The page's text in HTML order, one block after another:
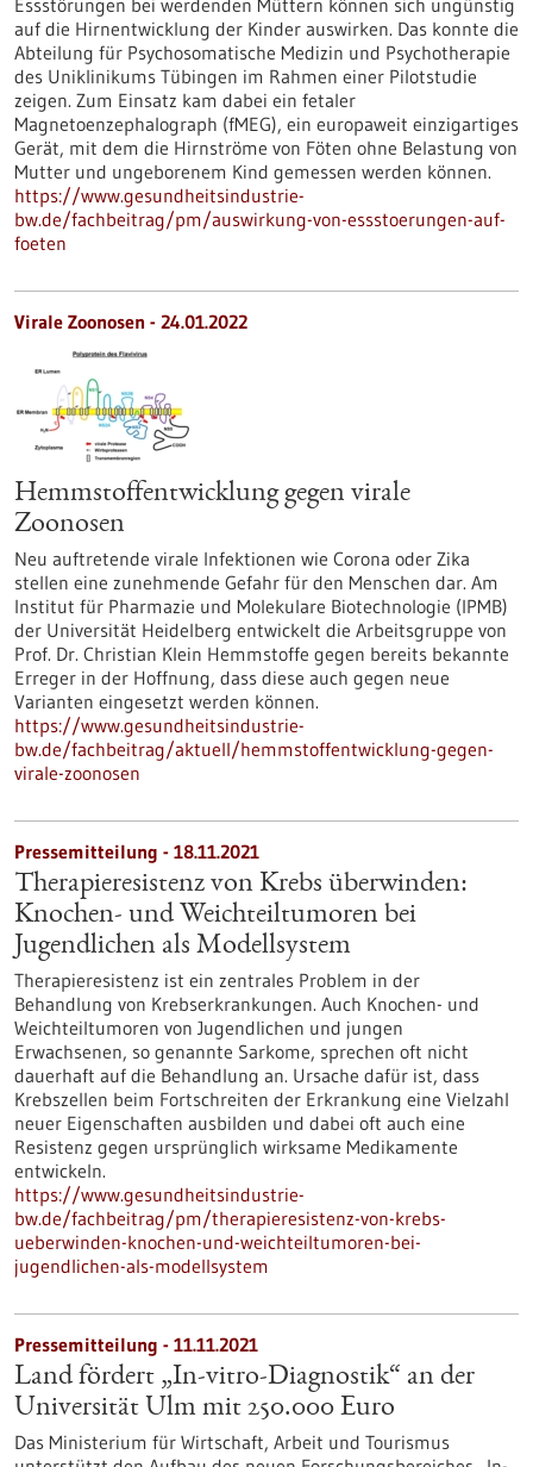
Essstörungen bei werdenden Müttern können sich ungünstig
auf die Hirnentwicklung der Kinder auswirken. Das konnte die
Abteilung für Psychosomatische Medizin und Psychotherapie
des Uniklinikums Tübingen im Rahmen einer Pilotstudie
zeigen. Zum Einsatz kam dabei ein fetaler
Magnetoenzephalograph (fMEG), ein europaweit einzigartiges
Gerät, mit dem die Hirnströme von Föten ohne Belastung von
Mutter und ungeborenem Kind gemessen werden können.
https://www.gesundheitsindustrie-
bw.de/fachbeitrag/pm/auswirkung-von-essstoerungen-auf-
foeten
Virale Zoonosen - 24.01.2022
Hemmstoffentwicklung gegen virale
Zoonosen
Neu auftretende virale Infektionen wie Corona oder Zika
stellen eine zunehmende Gefahr für den Menschen dar. Am
Institut für Pharmazie und Molekulare Biotechnologie (IPMB)
der Universität Heidelberg entwickelt die Arbeitsgruppe von
Prof. Dr. Christian Klein Hemmstoffe gegen bereits bekannte
Erreger in der Hoffnung, dass diese auch gegen neue
Varianten eingesetzt werden können.
https://www.gesundheitsindustrie-
bw.de/fachbeitrag/aktuell/hemmstoffentwicklung-gegen-
virale-zoonosen
Pressemitteilung - 18.11.2021
Therapieresistenz von Krebs überwinden:
Knochen- und Weichteiltumoren bei
Jugendlichen als Modellsystem
Therapieresistenz ist ein zentrales Problem in der
Behandlung von Krebserkrankungen. Auch Knochen- und
Weichteiltumoren von Jugendlichen und jungen
Erwachsenen, so genannte Sarkome, sprechen oft nicht
dauerhaft auf die Behandlung an. Ursache dafür ist, dass
Krebszellen beim Fortschreiten der Erkrankung eine Vielzahl
neuer Eigenschaften ausbilden und dabei oft auch eine
Resistenz gegen ursprünglich wirksame Medikamente
entwickeln.
https://www.gesundheitsindustrie-
bw.de/fachbeitrag/pm/therapieresistenz-von-krebs-
ueberwinden-knochen-und-weichteiltumoren-bei-
jugendlichen-als-modellsystem
Pressemitteilung - 11.11.2021
Land fördert „In-vitro-Diagnostik“ an der
Universität Ulm mit 250.000 Euro
Das Ministerium für Wirtschaft, Arbeit und Tourismus